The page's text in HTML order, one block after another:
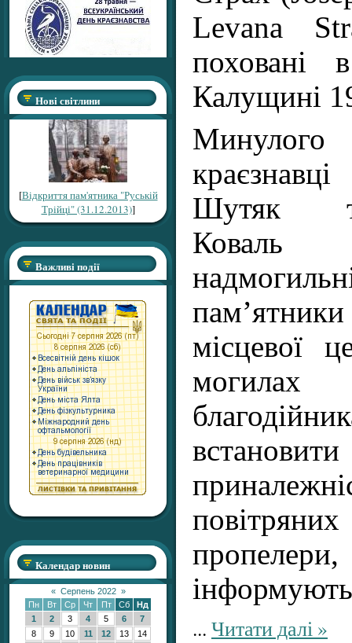
Нові світлини
[Відкриття пам'ятника "Руській
Трійці" (31.12.2013)]
Важливі події
Календар новин
« Серпень 2022 »
Пн
Вт Ср Чт Пт Сб
Нд
1
2 3 4 5 6
7
8
9 10 11 12 13
14
Levana
поховані
Калущині
Шутяк
Коваль
місцевої
пропелери,
... Читати далі »